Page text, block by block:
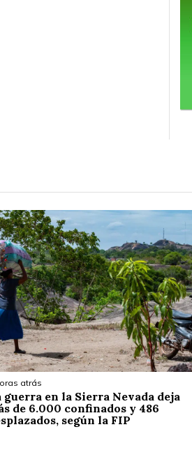
atrás
guerra en la Sierra Nevada deja
de 6.000 confinados y 486
según la FIP